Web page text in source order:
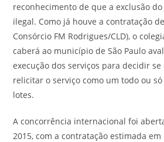
reconhecimento de que a exclusão
ilegal. Como já houve a contratação
Consórcio FM Rodrigues/CLD), o
caberá ao município de São Paulo
execução dos serviços para decidir se
relicitar o serviço como um todo ou
lotes.
A concorrência internacional foi
2015, com a contratação estimada em